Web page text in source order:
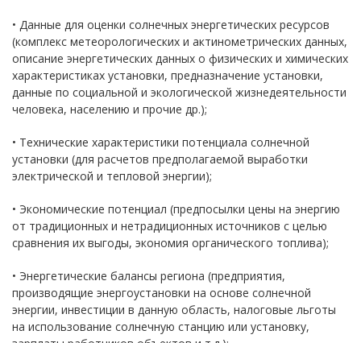
• Данные для оценки солнечных энергетических ресурсов
(комплекс метеорологических и актинометрических данных,
описание энергетических данных о физических и химических
характеристиках установки, предназначение установки,
данные по социальной и экологической жизнедеятельности
человека, населению и прочие др.);
• Технические характеристики потенциала солнечной
установки (для расчетов предполагаемой выработки
электрической и тепловой энергии);
• Экономические потенциал (предпосылки цены на энергию
от традиционных и нетрадиционных источников с целью
сравнения их выгоды, экономия органического топлива);
• Энергетические балансы региона (предприятия,
производящие энергоустановки на основе солнечной
энергии, инвестиции в данную область, налоговые льготы
на использование солнечную станцию или установку,